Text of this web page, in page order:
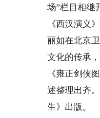
场”栏目相继
《西汉演义
丽如在北京
文化的传承
《雍正剑侠
述整理出齐
生》出版。